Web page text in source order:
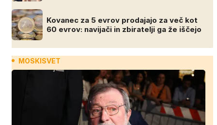
Kovanec za 5 evrov prodajajo za več kot
60 evrov: navijači in zbiratelji ga že iščejo
MOSKISVET